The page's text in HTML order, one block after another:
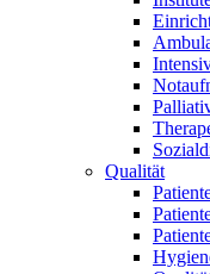
Qualität